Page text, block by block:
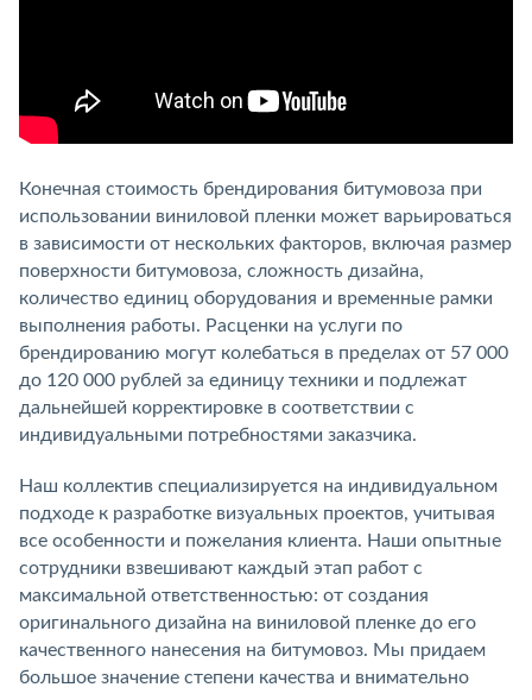
Конечная стоимость брендирования битумовоза при
использовании виниловой пленки может варьироваться
в зависимости от нескольких факторов, включая размер
поверхности битумовоза, сложность дизайна,
количество единиц оборудования и временные рамки
выполнения работы. Расценки на услуги по
брендированию могут колебаться в пределах от 57 000
до 120 000 рублей за единицу техники и подлежат
дальнейшей корректировке в соответствии с
индивидуальными потребностями заказчика.
Наш коллектив специализируется на индивидуальном
подходе к разработке визуальных проектов, учитывая
все особенности и пожелания клиента. Наши опытные
сотрудники взвешивают каждый этап работ с
максимальной ответственностью: от создания
оригинального дизайна на виниловой пленке до его
качественного нанесения на битумовоз. Мы придаем
большое значение степени качества и внимательно